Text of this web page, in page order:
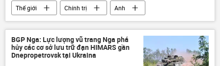
Thế giới Chính trị
Anh
Nga
Cuộc khủng hoảng ở Ukraina
Ukraina
thất bại xung đột
BGP Nga: Lực lượng vũ trang Nga phá
hủy các cơ sở lưu trữ đạn HIMARS gần
Dnepropetrovsk tại Ukraina